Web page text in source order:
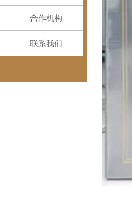
合作机构
联系我们